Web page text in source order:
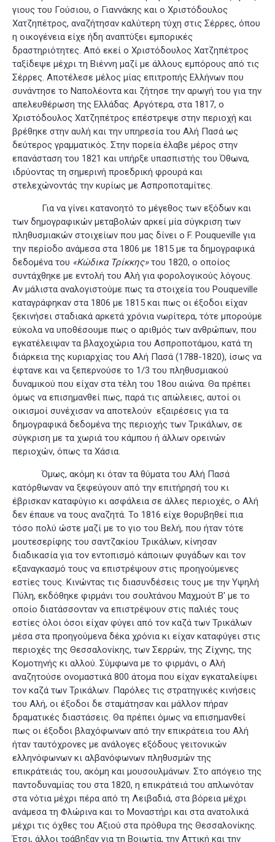
γιους του Γούσιου, ο Γιαννάκης και ο Χριστόδουλος
Χατζηπέτρος, αναζήτησαν καλύτερη τύχη στις Σέρρες, όπου
η οικογένεια είχε ήδη αναπτύξει εμπορικές
δραστηριότητες. Από εκεί ο Χριστόδουλος Χατζηπέτρος
ταξίδεψε μέχρι τη Βιέννη μαζί με άλλους εμπόρους από τις
Σέρρες. Αποτέλεσε μέλος μίας επιτροπής Ελλήνων που
συνάντησε το Ναπολέοντα και ζήτησε την αρωγή του για την
απελευθέρωση της Ελλάδας. Αργότερα, στα 1817, ο
Χριστόδουλος Χατζηπέτρος επέστρεψε στην περιοχή και
βρέθηκε στην αυλή και την υπηρεσία του Αλή Πασά ως
δεύτερος γραμματικός. Στην πορεία έλαβε μέρος στην
επανάσταση του 1821 και υπήρξε υπασπιστής του Όθωνα,
ιδρύοντας τη σημερινή προεδρική φρουρά και
στελεχώνοντάς την κυρίως με Ασπροποταμίτες.
Για να γίνει κατανοητό το μέγεθος των εξόδων και
των δημογραφικών μεταβολών αρκεί μία σύγκριση των
πληθυσμιακών στοιχείων που μας δίνει ο F. Pouqueville για
την περίοδο ανάμεσα στα 1806 με 1815 με τα δημογραφικά
δεδομένα του «Κώδικα Τρίκκης»του 1820, ο οποίος
συντάχθηκε με εντολή του Αλή για φορολογικούς λόγους.
Αν μάλιστα αναλογιστούμε πως τα στοιχεία του Pouqueville
καταγράφηκαν στα 1806 με 1815 και πως οι έξοδοι είχαν
ξεκινήσει σταδιακά αρκετά χρόνια νωρίτερα, τότε μπορούμε
εύκολα να υποθέσουμε πως ο αριθμός των ανθρώπων, που
εγκατέλειψαν τα βλαχοχώρια του Ασπροποτάμου, κατά τη
διάρκεια της κυριαρχίας του Αλή Πασά (1788-1820), ίσως να
έφτανε και να ξεπερνούσε το 1/3 του πληθυσμιακού
δυναμικού που είχαν στα τέλη του 18ου αιώνα. Θα πρέπει
όμως να επισημανθεί πως, παρά τις απώλειες, αυτοί οι
οικισμοί συνέχισαν να αποτελούν εξαιρέσεις για τα
δημογραφικά δεδομένα της περιοχής των Τρικάλων, σε
σύγκριση με τα χωριά του κάμπου ή άλλων ορεινών
περιοχών, όπως τα Χάσια.
Όμως, ακόμη κι όταν τα θύματα του Αλή Πασά
κατόρθωναν να ξεφεύγουν από την επιτήρησή του κι
έβρισκαν καταφύγιο κι ασφάλεια σε άλλες περιοχές, ο Αλή
δεν έπαυε να τους αναζητά. Το 1816 είχε θορυβηθεί πια
τόσο πολύ ώστε μαζί με το γιο του Βελή, που ήταν τότε
μουτεσερίφης του σαντζακίου Τρικάλων, κίνησαν
διαδικασία για τον εντοπισμό κάποιων φυγάδων και τον
εξαναγκασμό τους να επιστρέψουν στις προηγούμενες
εστίες τους. Κινώντας τις διασυνδέσεις τους με την Υψηλή
Πύλη, εκδόθηκε φιρμάνι του σουλτάνου Μαχμούτ Β' με το
οποίο διατάσσονταν να επιστρέψουν στις παλιές τους
εστίες όλοι όσοι είχαν φύγει από τον καζά των Τρικάλων
μέσα στα προηγούμενα δέκα χρόνια κι είχαν καταφύγει στις
περιοχές της Θεσσαλονίκης, των Σερρών, της Ζίχνης, της
Κομοτηνής κι αλλού. Σύμφωνα με το φιρμάνι, ο Αλή
αναζητούσε ονομαστικά 800 άτομα που είχαν εγκαταλείψει
τον καζά των Τρικάλων. Παρόλες τις στρατηγικές κινήσεις
του Αλή, οι έξοδοι δε σταμάτησαν και μάλλον πήραν
δραματικές διαστάσεις. Θα πρέπει όμως να επισημανθεί
πως οι έξοδοι βλαχόφωνων από την επικράτεια του Αλή
ήταν ταυτόχρονες με ανάλογες εξόδους γειτονικών
ελληνόφωνων κι αλβανόφωνων πληθυσμών της
επικράτειάς του, ακόμη και μουσουλμάνων. Στο απόγειο της
παντοδυναμίας του στα 1820, η επικράτειά του απλωνόταν
στα νότια μέχρι πέρα από τη Λειβαδιά, στα βόρεια μέχρι
ανάμεσα τη Φλώρινα και το Μοναστήρι και στα ανατολικά
μέχρι τις όχθες του Αξιού στα πρόθυρα της Θεσσαλονίκης.
Έτσι, άλλοι τράβηξαν για τη Βοιωτία, την Αττική και την